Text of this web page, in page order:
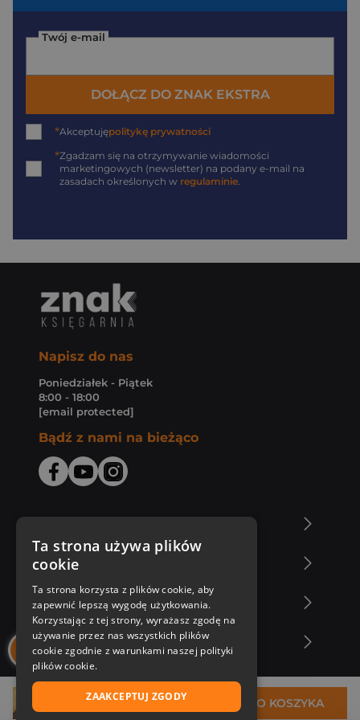
16,99 zł DO KOSZYKA
Twój e-mail
DOŁĄCZ DO ZNAK EKSTRA
*Akceptujępolitykę prywatności
*Zgadzam się na otrzymywanie wiadomości
marketingowych (newsletter) na podany e-mail na
zasadach określonych w regulaminie.
Napisz do nas
Poniedziałek - Piątek
8:00 - 18:00
[email protected]
Bądź z nami na bieżąco
Zakupy u nas
Nasza oferta
Nasi autorzy
Ta strona używa plików
cookie
Ta strona korzysta z plików cookie, aby
zapewnić lepszą wygodę użytkowania.
Korzystając z tej strony, wyrażasz zgodę na
używanie przez nas wszystkich plików
cookie zgodnie z warunkami naszej polityki
plików cookie.
ZAAKCEPTUJ ZGODY